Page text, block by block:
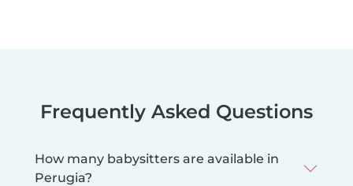
Frequently Asked Questions
How many babysitters are available in
Perugia?